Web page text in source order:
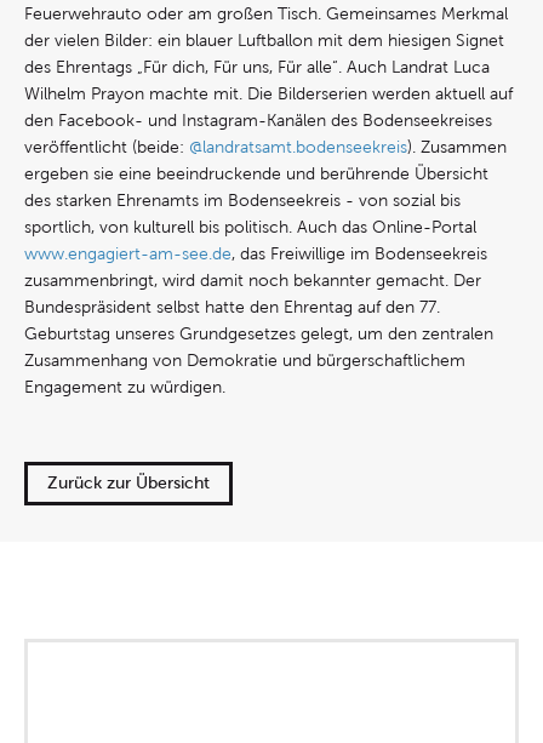
Feuerwehrauto oder am großen Tisch. Gemeinsames Merkmal
der vielen Bilder: ein blauer Luftballon mit dem hiesigen Signet
des Ehrentags „Für dich, Für uns, Für alle“. Auch Landrat Luca
Wilhelm Prayon machte mit. Die Bilderserien werden aktuell auf
den Facebook- und Instagram-Kanälen des Bodenseekreises
veröffentlicht (beide: @landratsamt.bodenseekreis). Zusammen
ergeben sie eine beeindruckende und berührende Übersicht
des starken Ehrenamts im Bodenseekreis - von sozial bis
sportlich, von kulturell bis politisch. Auch das Online-Portal
www.engagiert-am-see.de, das Freiwillige im Bodenseekreis
zusammenbringt, wird damit noch bekannter gemacht. Der
Bundespräsident selbst hatte den Ehrentag auf den 77.
Geburtstag unseres Grundgesetzes gelegt, um den zentralen
Zusammenhang von Demokratie und bürgerschaftlichem
Engagement zu würdigen.
Zurück zur Übersicht